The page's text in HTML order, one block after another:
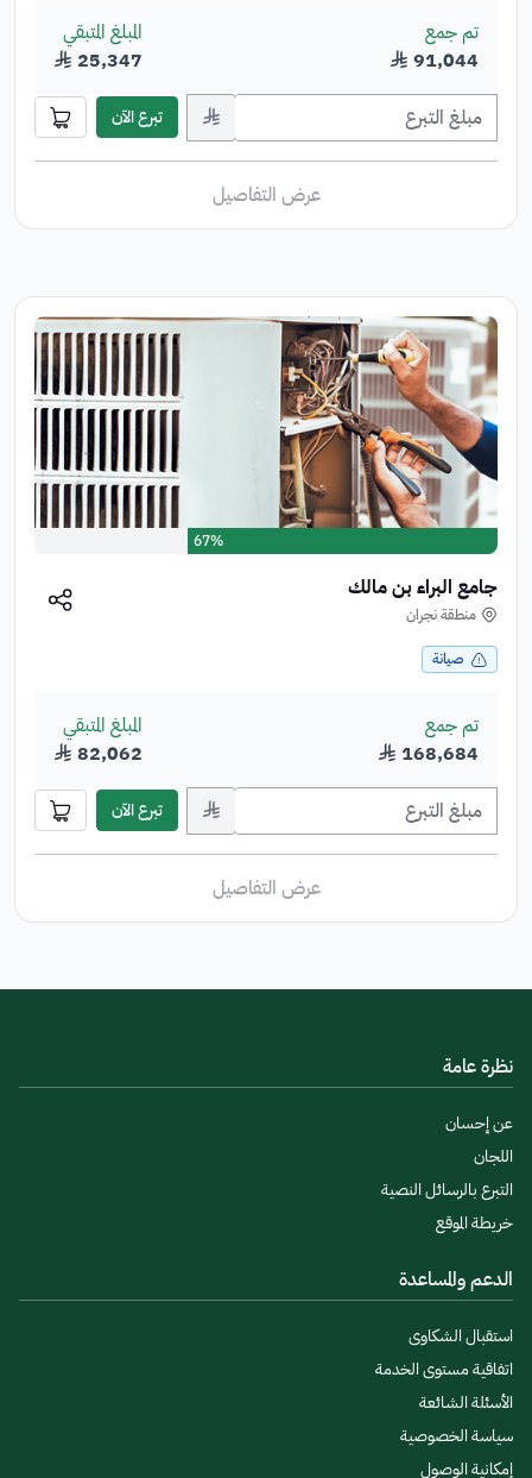
تم جمع
91,044﷼
المبلغ المتبقي
25,347﷼
﷼
تبرع الآن
عرض التفاصيل
67%
جامع البراء بن مالك
منطقة نجران
صيانة
تم جمع
168,684﷼
المبلغ المتبقي
82,062﷼
﷼
تبرع الآن
عرض التفاصيل
نظرة عامة
عن إحسان
اللجان
التبرع بالرسائل النصية
خريطة الموقع
الدعم والمساعدة
استقبال الشكاوى
اتفاقية مستوى الخدمة
الأسئلة الشائعة
سياسة الخصوصية
إمكانية الوصول